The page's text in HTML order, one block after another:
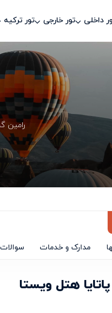
داخلی تور خارجی تور ترکیه
رامین
مدارک و خدمات
هتل ویستا